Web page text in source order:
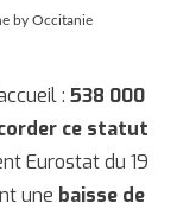
by Occitanie
:538 000
ce statut
Eurostat du 19
une baisse de